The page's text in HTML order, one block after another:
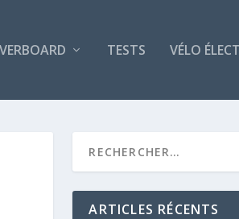
TESTS VÉLO
ARTICLES RÉCENTS